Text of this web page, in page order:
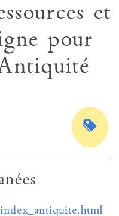
et
pour